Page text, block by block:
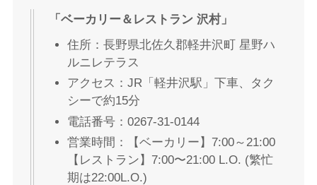
「ベーカリー＆レストラン 沢村」
住所：長野県北佐久郡軽井沢町 星野ハ
ルニレテラス
アクセス：JR「軽井沢駅」下車、タク
シーで約15分
電話番号：0267-31-0144
営業時間：【ベーカリー】7:00～21:00
【レストラン】7:00〜21:00 L.O. (繁忙
期は22:00L.O.)